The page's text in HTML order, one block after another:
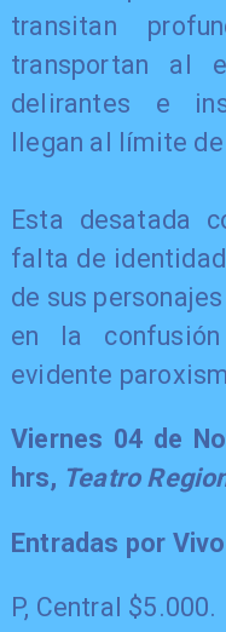
transitan
transportan al
delirantes e
llegan al límite
Esta desatada
falta de
de sus
en la
evidente
Viernes 04 de
hrs, Teatro
Entradas por
P, Central $5.000.